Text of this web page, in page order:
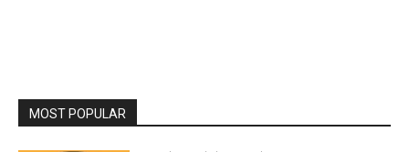
MOST POPULAR